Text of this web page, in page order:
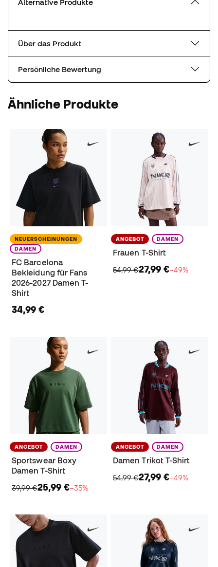
Alternative Produkte
Über das Produkt
Persönliche Bewertung
Ähnliche Produkte
NEUERSCHEINUNGEN
DAMEN
FC Barcelona
Bekleidung für Fans
2026-2027 Damen T-
Shirt
34,99 €
ANGEBOT DAMEN
Frauen T-Shirt
54,99 €27,99 €−49%
ANGEBOT DAMEN
Sportswear Boxy
Damen T-Shirt
39,99 €25,99 €−35%
ANGEBOT DAMEN
Damen Trikot T-Shirt
54,99 €27,99 €−49%